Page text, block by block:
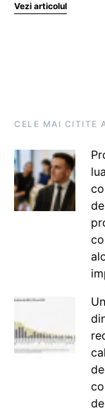
Vezi articolul
CELE MAI CITITE